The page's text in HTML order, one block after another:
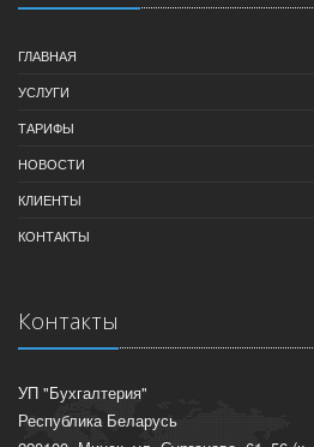
ГЛАВНАЯ
УСЛУГИ
ТАРИФЫ
НОВОСТИ
КЛИЕНТЫ
КОНТАКТЫ
Контакты
УП "Бухгалтерия"
Республика Беларусь